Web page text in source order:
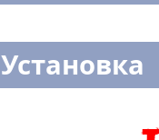
Установка